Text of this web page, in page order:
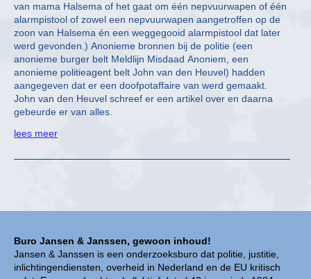
Buro Jansen & Janssen, gewoon inhoud!
Jansen & Janssen is een onderzoeksburo dat politie, justitie,
inlichtingendiensten, overheid in Nederland en de EU kritisch
van mama Halsema of het gaat om één nepvuurwapen of één
alarmpistool of zowel een nepvuurwapen aangetroffen op de
zoon van Halsema én een weggegooid alarmpistool dat later
werd gevonden.) Anonieme bronnen bij de politie (een
anonieme burger belt Meldlijn Misdaad Anoniem, een
anonieme politieagent belt John van den Heuvel) hadden
aangegeven dat er een doofpotaffaire van werd gemaakt.
John van den Heuvel schreef er een artikel over en daarna
gebeurde er van alles.
lees meer